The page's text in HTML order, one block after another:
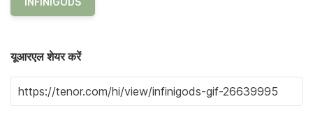
यूआरएल शेयर करें